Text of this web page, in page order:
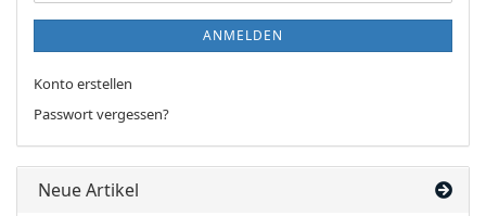
ANMELDEN
Konto erstellen
Passwort vergessen?
Neue Artikel